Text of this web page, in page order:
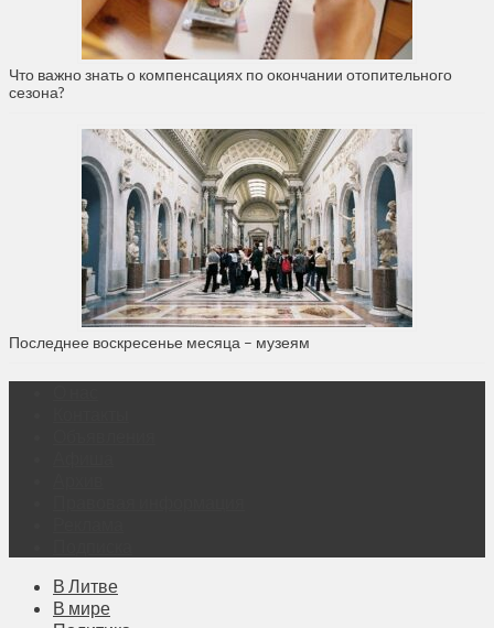
Что важно знать о компенсациях по окончании отопительного
сезона?
Последнее воскресенье месяца – музеям
В Литве
В мире